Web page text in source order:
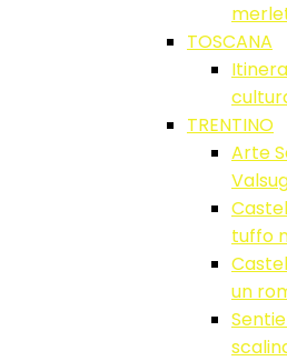
TOSCANA
TRENTINO
Arte
tuffo
un